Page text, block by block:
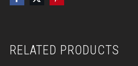
RELATED PRODUCTS